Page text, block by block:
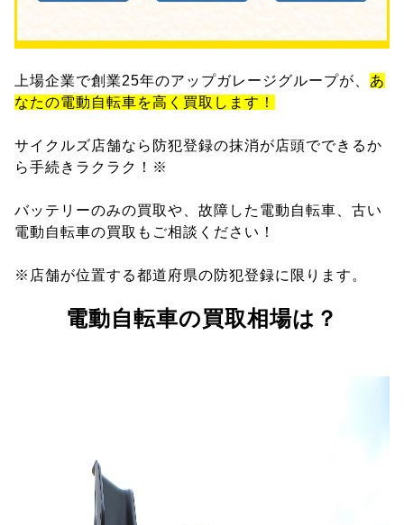
上場企業で創業25年のアップガレージグループが、 あ
なたの電動自転車を高く買取します！
サイクルズ店舗なら防犯登録の抹消が店頭でできるか
ら手続きラクラク！※
バッテリーのみの買取や、故障した電動自転車、古い
電動自転車の買取もご相談ください！
※店舗が位置する都道府県の防犯登録に限ります。
電動自転車の買取相場は？